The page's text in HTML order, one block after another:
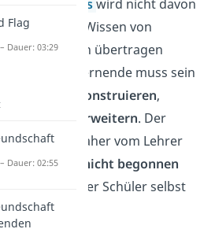
wird nicht davon
dass Wissen von
auf Schülern übertragen
kann. Der Lernende muss sein
konstruieren,
erweitern. Der
kann daher vom Lehrer
, aber
nicht begonnen
Das muss der Schüler selbst
Flag
Dauer: 03:29
Dauer: 02:55